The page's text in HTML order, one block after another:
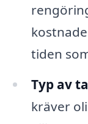
tiden
Typ av
kräver